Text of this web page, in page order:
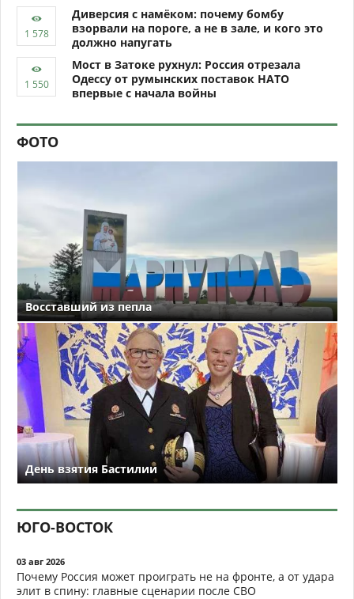
Диверсия с намёком: почему бомбу
взорвали на пороге, а не в зале, и кого это
должно напугать
Мост в Затоке рухнул: Россия отрезала
Одессу от румынских поставок НАТО
впервые с начала войны
ФОТО
Восставший из пепла
День взятия Бастилии
ЮГО-ВОСТОК
03 авг 2026
Почему Россия может проиграть не на фронте, а от удара
элит в спину: главные сценарии после СВО